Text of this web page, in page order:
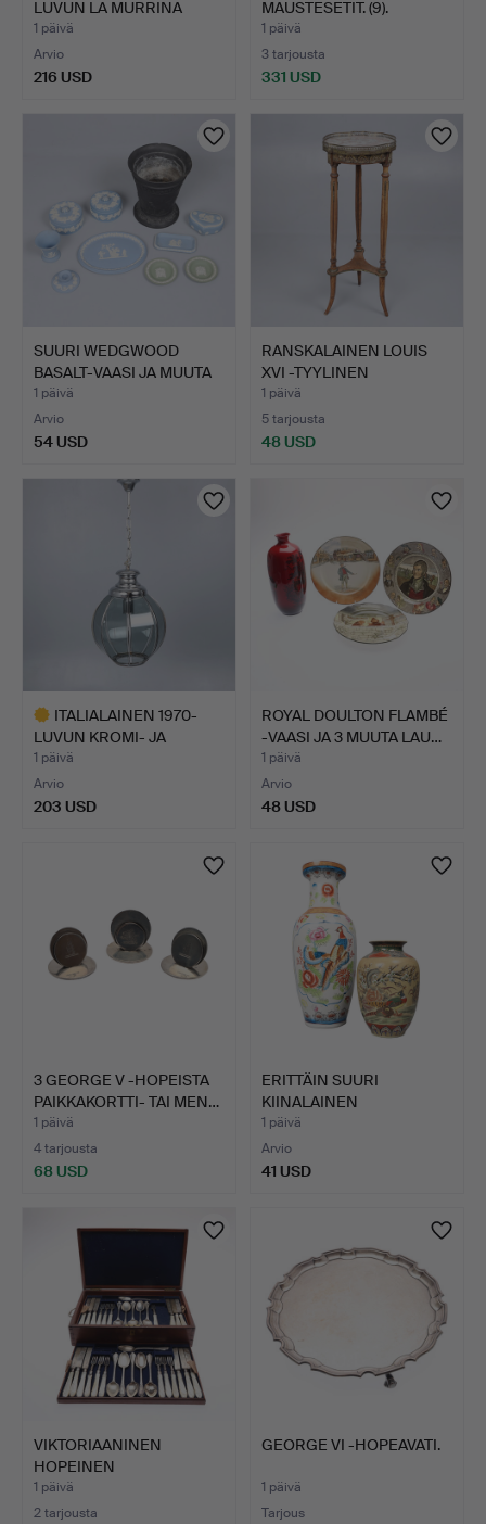
LUVUN LA MURRINA
MURANO-…
1 päivä
Arvio
216 USD
MAUSTESETIT. (9).
1 päivä
3 tarjousta
331 USD
SUURI WEDGWOOD
BASALT-VAASI JA MUUTA
JASPE…
1 päivä
Arvio
54 USD
RANSKALAINEN LOUIS
XVI -TYYLINEN
PYÖKKINEN…
1 päivä
5 tarjousta
48 USD
ITALIALAINEN 1970-
LUVUN KROMI- JA
SAVULASI…
1 päivä
Arvio
203 USD
ROYAL DOULTON FLAMBÉ
-VAASI JA 3 MUUTA LAU…
1 päivä
Arvio
48 USD
3 GEORGE V -HOPEISTA
PAIKKAKORTTI- TAI MEN…
1 päivä
4 tarjousta
68 USD
ERITTÄIN SUURI
KIINALAINEN
POSLIININEN BAL…
1 päivä
Arvio
41 USD
VIKTORIAANINEN
HOPEINEN
JÄLKIRUOKAVÄLINESA…
1 päivä
2 tarjousta
GEORGE VI -HOPEAVATI.
1 päivä
Tarjous